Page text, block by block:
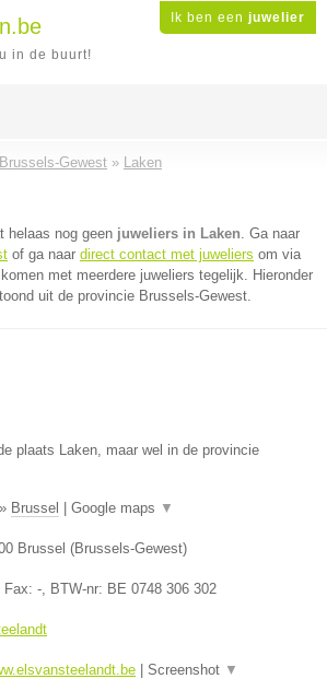
Ik ben een juwelier
in de buurt!
Brussels-Gewest » Laken
helaas nog geen juweliers in Laken. Ga naar
of ga naar direct contact met juweliers om via
met meerdere juweliers tegelijk. Hieronder
uit de provincie Brussels-Gewest.
plaats Laken, maar wel in de provincie
» Brussel Google maps ▼
Brussel (Brussels-Gewest)
Fax: -, BTW-nr: BE 0748 306 302
Screenshot ▼